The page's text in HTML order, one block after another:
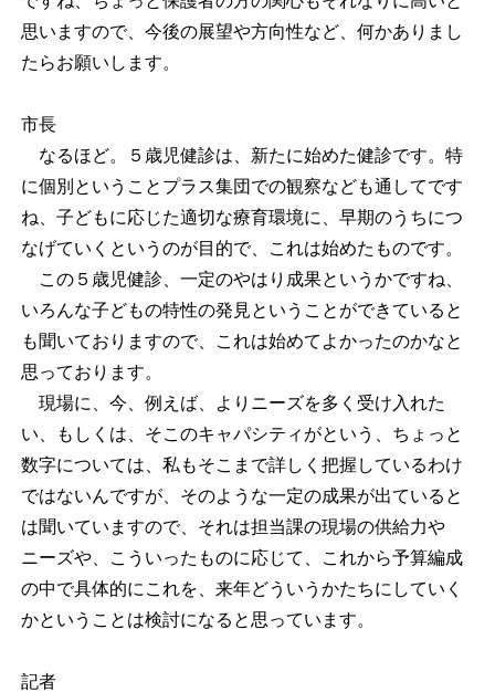
思いますので、今後の展望や方向性など、何かありまし
たらお願いします。
市長
なるほど。５歳児健診は、新たに始めた健診です。特
に個別ということプラス集団での観察なども通してです
ね、子どもに応じた適切な療育環境に、早期のうちにつ
なげていくというのが目的で、これは始めたものです。
この５歳児健診、一定のやはり成果というかですね、
いろんな子どもの特性の発見ということができていると
も聞いておりますので、これは始めてよかったのかなと
思っております。
現場に、今、例えば、よりニーズを多く受け入れた
い、もしくは、そこのキャパシティがという、ちょっと
数字については、私もそこまで詳しく把握しているわけ
ではないんですが、そのような一定の成果が出ていると
は聞いていますので、それは担当課の現場の供給力や
ニーズや、こういったものに応じて、これから予算編成
の中で具体的にこれを、来年どういうかたちにしていく
かということは検討になると思っています。
記者